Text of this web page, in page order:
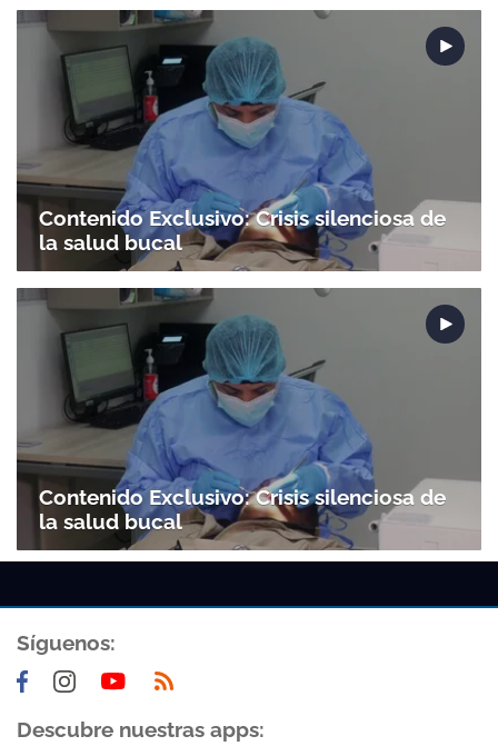
Contenido Exclusivo: Crisis silenciosa de
la salud bucal
Contenido Exclusivo: Crisis silenciosa de
la salud bucal
Síguenos:
Descubre nuestras apps: